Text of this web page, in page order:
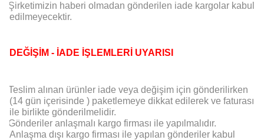
Şirketimizin haberi olmadan gönderilen iade kargolar kabul
edilmeyecektir.
DEĞİŞİM - İADE İŞLEMLERİ UYARISI
Teslim alınan ürünler iade veya değişim için gönderilirken
(14 gün içerisinde ) paketlemeye dikkat edilerek ve faturası
ile birlikte gönderilmelidir.
Gönderiler anlaşmalı kargo firması ile yapılmalıdır.
Anlaşma dışı kargo firması ile yapılan gönderiler kabul